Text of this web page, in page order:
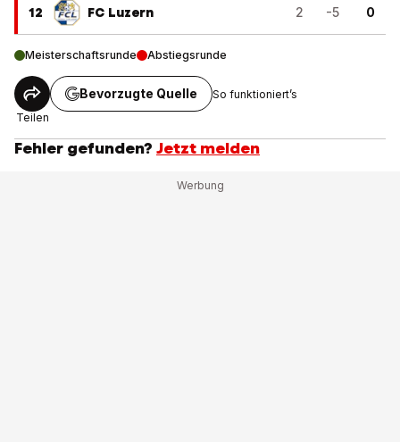
12 FC Luzern 2 -5 0
Meisterschaftsrunde Abstiegsrunde
Teilen
Bevorzugte Quelle So funktioniert’s
Fehler gefunden? Jetzt melden